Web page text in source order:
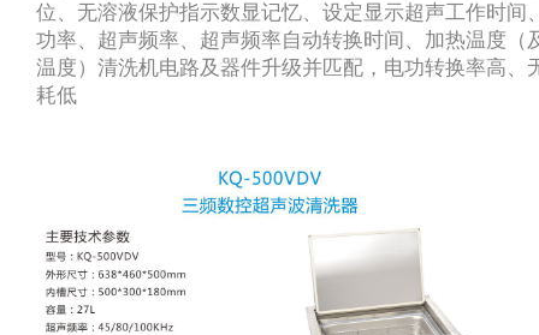
位、无溶液保护指示数显记忆、设定显示超声工作时间
功率、超声频率、超声频率自动转换时间、加热温度（
温度）清洗机电路及器件升级并匹配，电功转换率高、
耗低